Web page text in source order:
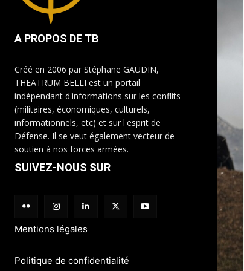
A PROPOS DE TB
Créé en 2006 par Stéphane GAUDIN,
THEATRUM BELLI est un portail
indépendant d'informations sur les conflits
(militaires, économiques, culturels,
informationnels, etc) et sur l'esprit de
Défense. Il se veut également vecteur de
soutien à nos forces armées.
SUIVEZ-NOUS SUR
Mentions légales
Politique de confidentialité